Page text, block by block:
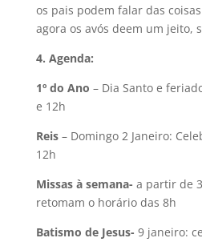
os pais podem falar das
agora os avós deem um jeito,
4. Agenda:
1º do Ano – Dia Santo e
e 12h
Reis– Domingo 2 Janeiro:
12h
Missas à semana- a partir de
retomam o horário das 8h
Batismo de Jesus- 9 janeiro: